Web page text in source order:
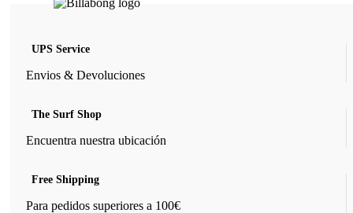
UPS Service
Envios & Devoluciones
The Surf Shop
Encuentra nuestra ubicación
Free Shipping
Para pedidos superiores a 100€